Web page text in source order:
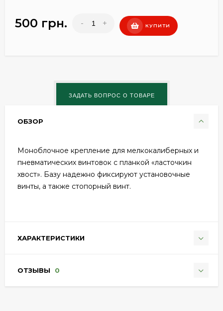
500 грн. - + КУПИТИ
ОБЗОР
Моноблочное крепление для мелкокалиберных и
пневматических винтовок с планкой «ласточкин
хвост». Базу надежно фиксируют установочные
винты, а также стопорный винт.
ХАРАКТЕРИСТИКИ
ОТЗЫВЫ 0